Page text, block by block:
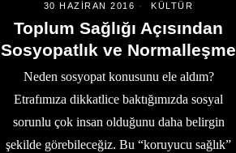
30 HAZIRAN 2016 KÜLTÜR
Toplum Sağlığı Açısından
Sosyopatlık ve Normalleşme
Neden sosyopat konusunu ele aldım?
Etrafımıza dikkatlice baktığımızda sosyal
sorunlu çok insan olduğunu daha belirgin
şekilde görebileceğiz. Bu “koruyucu sağlık”